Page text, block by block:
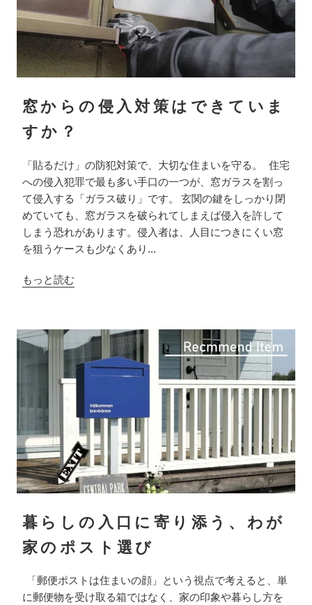
窓からの侵入対策はできていま
すか？
「貼るだけ」の防犯対策で、大切な住まいを守る。 住宅
への侵入犯罪で最も多い手口の一つが、窓ガラスを割っ
て侵入する「ガラス破り」です。 玄関の鍵をしっかり閉
めていても、窓ガラスを破られてしまえば侵入を許して
しまう恐れがあります。侵入者は、人目につきにくい窓
を狙うケースも少なくあり...
もっと読む
暮らしの入口に寄り添う、わが
家のポスト選び
「郵便ポストは住まいの顔」という視点で考えると、単
に郵便物を受け取る箱ではなく、家の印象や暮らし方を